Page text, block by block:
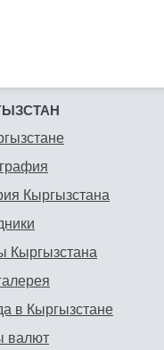
Кыргызстана
Кыргызстана
в Кыргызстане
валют